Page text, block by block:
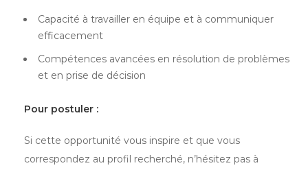
Capacité à travailler en équipe et à communiquer
efficacement
Compétences avancées en résolution de problèmes
et en prise de décision
Pour postuler :
Si cette opportunité vous inspire et que vous
correspondez au profil recherché, n’hésitez pas à